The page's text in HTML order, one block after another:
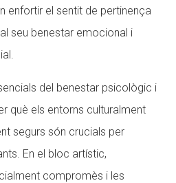
enfortir el sentit de pertinença
seu benestar emocional i
del benestar psicològic i
què els entorns culturalment
segurs són crucials per
En el bloc artístic,
compromès i les